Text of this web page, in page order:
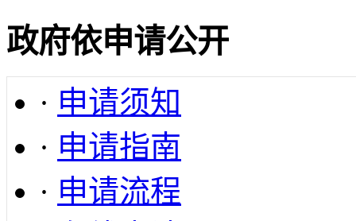
政府依申请公开
· 申请须知
· 申请指南
· 申请流程